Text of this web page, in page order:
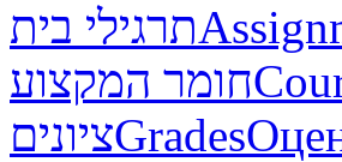
תרגילי בית
חומר המקצוע
ציוניםGrades